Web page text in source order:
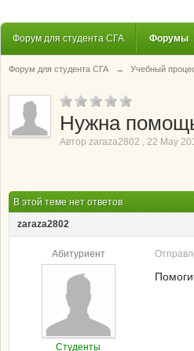
Форум для студента СГА Форумы
Форум для студента СГА → Учебный
Нужна
Автор zaraza2802 , 22 May
В этой теме нет ответов
zaraza2802
Абитуриент
Студенты